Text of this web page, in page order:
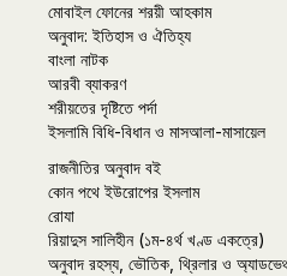
মোবাইল ফোনের শরয়ী আহকাম
অনুবাদ: ইতিহাস ও ঐতিহ্য
বাংলা নাটক
আরবী ব্যাকরণ
শরীয়তের দৃষ্টিতে পর্দা
ইসলামি বিধি-বিধান ও মাসআলা-মাসায়েল
রাজনীতির অনুবাদ বই
কোন পথে ইউরোপের ইসলাম
রোযা
রিয়াদুস সালিহীন (১ম-৪র্থ খণ্ড একত্রে)
অনুবাদ রহস্য, ভৌতিক, থ্রিলার ও